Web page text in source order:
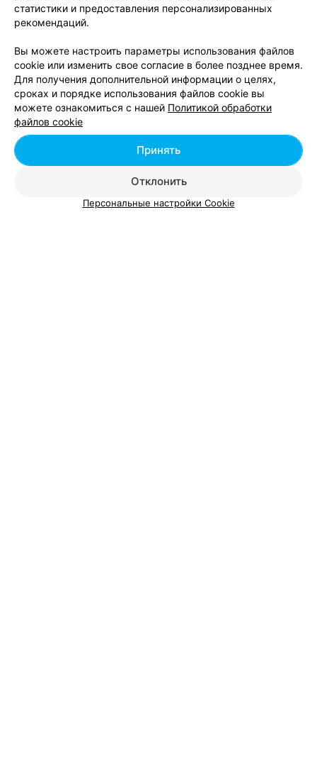
Малыши
Минск
ИНТЕРНЕТ-МАГАЗИН
Вундеркинд
Минск
статистики и предоставления персонализированных
рекомендаций.
Вы можете настроить параметры использования файлов
cookie или изменить свое согласие в более позднее время.
Для получения дополнительной информации о целях,
сроках и порядке использования файлов cookie вы
можете ознакомиться с нашей Политикой обработки
файлов cookie
Отклонить
Принять
Персональные настройки Cookie